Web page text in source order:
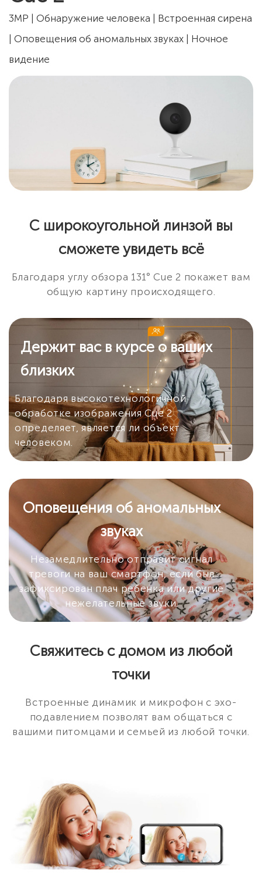
3MP | Обнаружение человека | Встроенная сирена
| Оповещения об аномальных звуках | Ночное
видение
С широкоугольной линзой вы
сможете увидеть всё
Благодаря углу обзора 131° Cue 2 покажет вам
общую картину происходящего.
Держит вас в курсе о ваших
близких
Благодаря высокотехнологичной
обработке изображения Cue 2
определяет, является ли объект
человеком.
Оповещения об аномальных
звуках
Незамедлительно отправит сигнал
тревоги на ваш смартфон, если был
зафиксирован плач ребенка или другие
нежелательные звуки.
Свяжитесь с домом из любой
точки
Встроенные динамик и микрофон с эхо-
подавлением позволят вам общаться с
вашими питомцами и семьей из любой точки.